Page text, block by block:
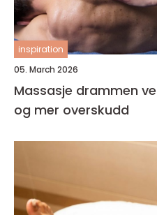
inspiration
05. March 2026
Massasje drammen veien til mindre stress
og mer overskudd